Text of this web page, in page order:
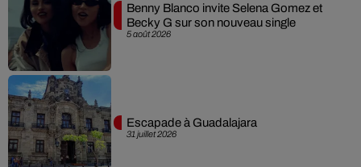
5 août 2026
Benny Blanco invite Selena Gomez et
Becky G sur son nouveau single
31 juillet 2026
Escapade à Guadalajara